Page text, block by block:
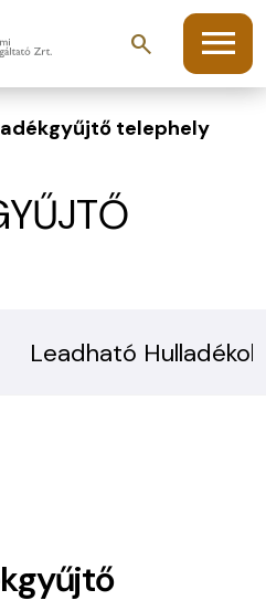
search menu
telephely
Leadható Hulladékok